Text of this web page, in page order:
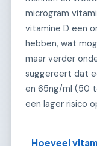
microgram
vitamine D een
hebben, wat
maar verder
suggereert dat
en 65ng/ml (50
een lager risico
Hoeveel